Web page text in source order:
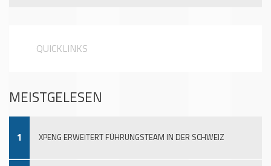
QUICKLINKS
MEISTGELESEN
1 XPENG ERWEITERT FÜHRUNGSTEAM IN DER SCHWEIZ